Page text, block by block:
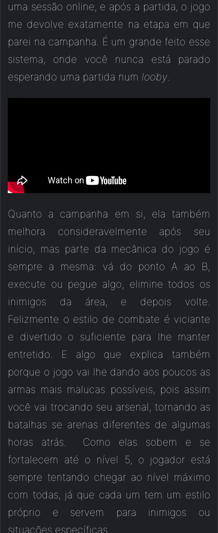
uma sessão online, e após a partida, o jogo
me devolve exatamente na etapa em que
parei na campanha. É um grande feito esse
sistema, onde você nunca está parado
esperando uma partida num looby.
Quanto a campanha em si, ela também
melhora consideravelmente após seu
início, mas parte da mecânica do jogo é
sempre a mesma: vá do ponto A ao B,
execute ou pegue algo, elimine todos os
inimigos da área, e depois volte.
Felizmente o estilo de combate é viciante
e divertido o suficiente para lhe manter
entretido. E algo que explica também
porque o jogo vai lhe dando aos poucos as
armas mais malucas possíveis, pois assim
você vai trocando seu arsenal, tornando as
batalhas se arenas diferentes de algumas
horas atrás. Como elas sobem e se
fortalecem até o nível 5, o jogador está
sempre tentando chegar ao nível máximo
com todas, já que cada um tem um estilo
próprio e servem para inimigos ou
situações específicas.